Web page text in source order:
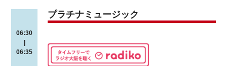
06:30
06:35
プラチナミュージック